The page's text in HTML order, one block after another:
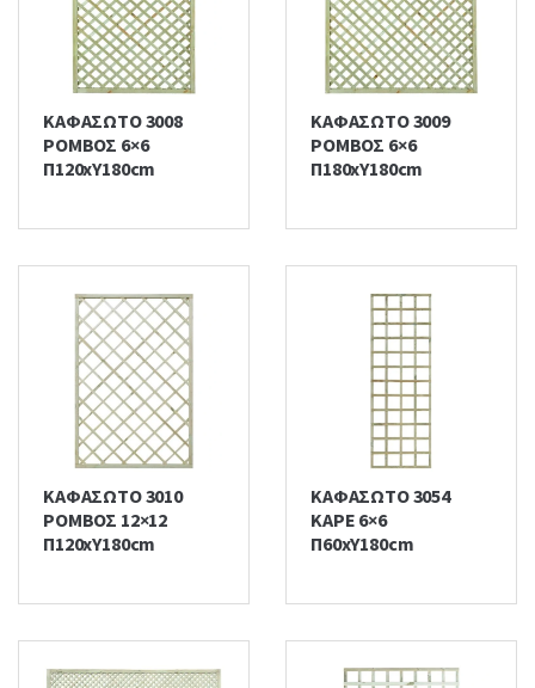
ΚΑΦΑΣΩΤΟ 3008
ΡΟΜΒΟΣ 6×6
Π120xΥ180cm
ΚΑΦΑΣΩΤΟ 3009
ΡΟΜΒΟΣ 6×6
Π180xΥ180cm
ΚΑΦΑΣΩΤΟ 3010
ΡΟΜΒΟΣ 12×12
Π120xΥ180cm
ΚΑΦΑΣΩΤΟ 3054
ΚΑΡΕ 6×6
Π60xΥ180cm